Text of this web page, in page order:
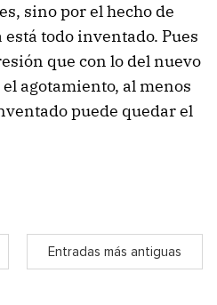
sino por el hecho de
todo inventado. Pues
que con lo del nuevo
agotamiento, al menos
puede quedar el
Entradas más antiguas